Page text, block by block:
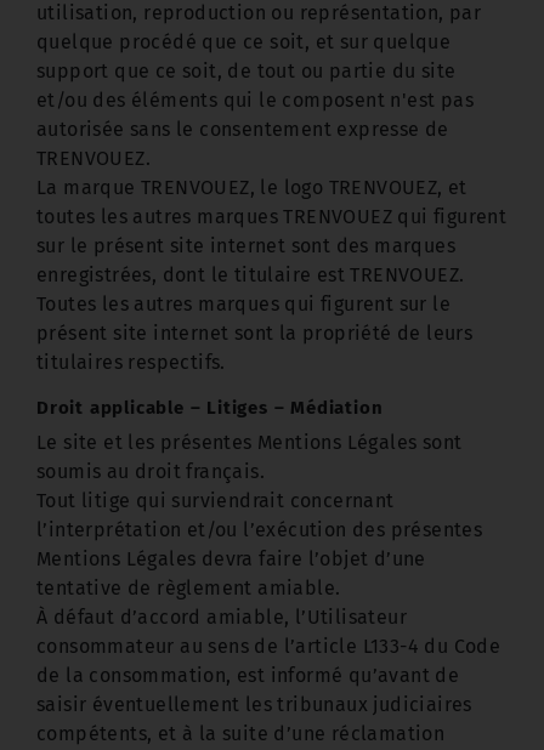
utilisation, reproduction ou représentation, par
quelque procédé que ce soit, et sur quelque
support que ce soit, de tout ou partie du site
et/ou des éléments qui le composent n'est pas
autorisée sans le consentement expresse de
TRENVOUEZ.
La marque TRENVOUEZ, le logo TRENVOUEZ, et
toutes les autres marques TRENVOUEZ qui figurent
sur le présent site internet sont des marques
enregistrées, dont le titulaire est TRENVOUEZ.
Toutes les autres marques qui figurent sur le
présent site internet sont la propriété de leurs
titulaires respectifs.
Droit applicable – Litiges – Médiation
Le site et les présentes Mentions Légales sont
soumis au droit français.
Tout litige qui surviendrait concernant
l’interprétation et/ou l’exécution des présentes
Mentions Légales devra faire l’objet d’une
tentative de règlement amiable.
À défaut d’accord amiable, l’Utilisateur
consommateur au sens de l’article L133-4 du Code
de la consommation, est informé qu’avant de
saisir éventuellement les tribunaux judiciaires
compétents, et à la suite d’une réclamation